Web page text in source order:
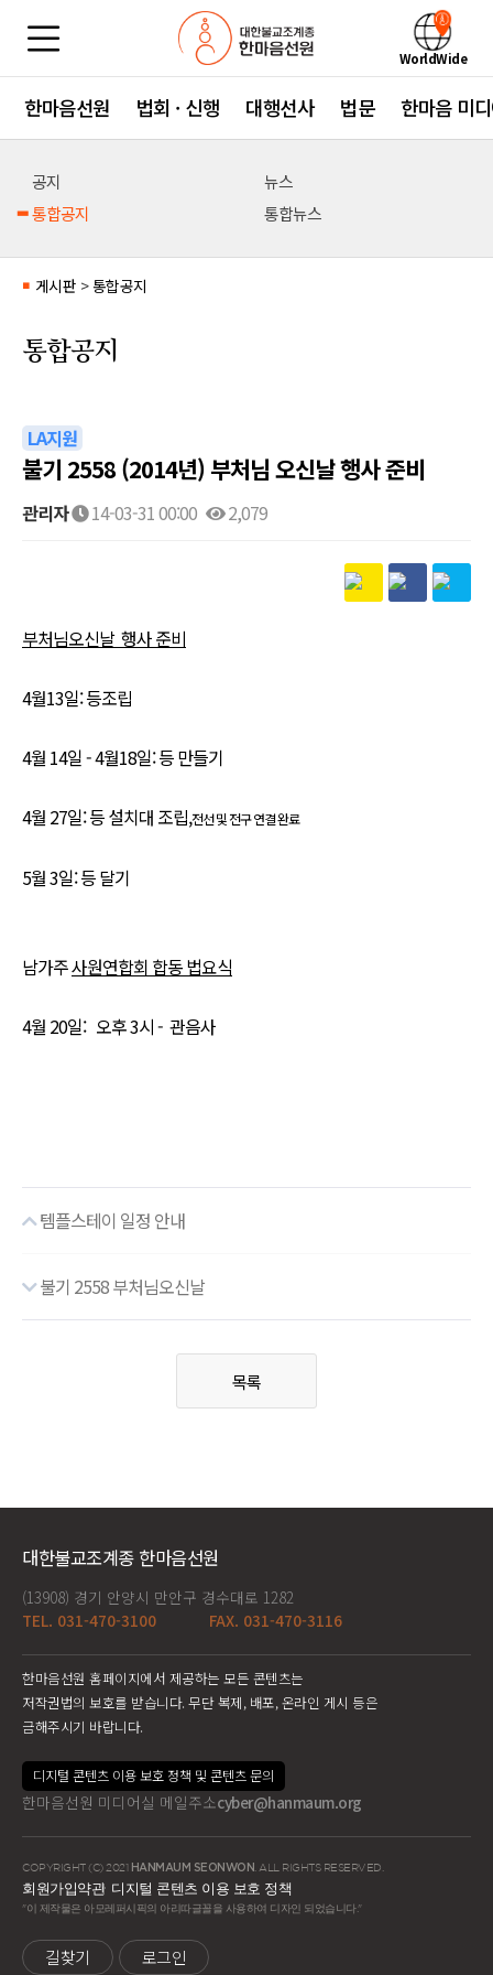
WorldWide
한마음선원 법회 · 신행 대행선사 법문 한마음 미
공지
뉴스
통합공지
통합뉴스
■ 게시판 > 통합공지
통합공지
LA지원
불기 2558 (2014년) 부처님 오신날 행사 준비
관리자 14-03-31 00:00 2,079
부처님오신날 행사 준비
4월13일: 등조립
4월 14일 - 4월18일: 등 만들기
4월 27일:등 설치대 조립,전선 및 전구 연결 완료
5월 3일: 등 달기
남가주사원연합회 합동 법요식
4월 20일: 오후 3시 - 관음사
템플스테이 일정 안내
불기 2558 부처님오신날
목록
대한불교조계종 한마음선원
(13908) 경기 안양시 만안구 경수대로 1282
TEL. 031-470-3100
FAX. 031-470-3116
한마음선원 홈페이지에서 제공하는 모든 콘텐츠는
저작권법의 보호를 받습니다. 무단 복제, 배포, 온라인 게시 등은
금해주시기 바랍니다.
디지털 콘텐츠 이용 보호 정책 및 콘텐츠 문의
한마음선원 미디어실 메일주소cyber@hanmaum.org
COPYRIGHT (C) 2021 HANMAUM SEONWON. ALL RIGHTS RESERVED.
회원가입약관 디지털 콘텐츠 이용 보호 정책
"이 제작물은 아모레퍼시픽의 아리따글꼴을 사용하여 디자인 되었습니다."
길찾기 로그인